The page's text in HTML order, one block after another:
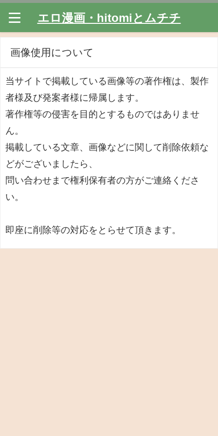
エロ漫画・hitomiとムチチ
画像使用について
当サイトで掲載している画像等の著作権は、製作
者様及び発案者様に帰属します。
著作権等の侵害を目的とするものではありませ
ん。
掲載している文章、画像などに関して削除依頼な
どがございましたら、
問い合わせまで権利保有者の方がご連絡くださ
い。
即座に削除等の対応をとらせて頂きます。